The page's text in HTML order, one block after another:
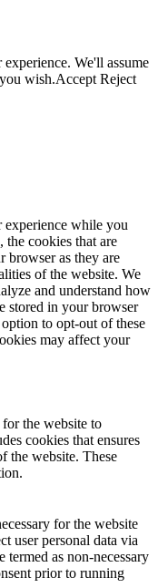
We'll assume
wish.Accept Reject
experience while you
the cookies that are
browser as they are
of the website. We
and understand how
stored in your browser
to opt-out of these
may affect your
for the website to
cookies that ensures
the website. These
for the website
user personal data via
termed as non-necessary
prior to running